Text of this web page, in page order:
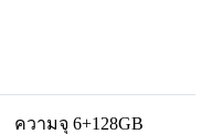
ความจุ 6+128GB